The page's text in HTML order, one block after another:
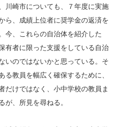
川崎市についても、７年度に実施
ら、成績上位者に奨学金の返済を
今、これらの自治体を紹介した
有者に限った支援をしている自治
いのではないかと思っている。そ
る教員を幅広く確保するために、
だけではなく、小中学校の教員ま
が、所見を尋ねる。